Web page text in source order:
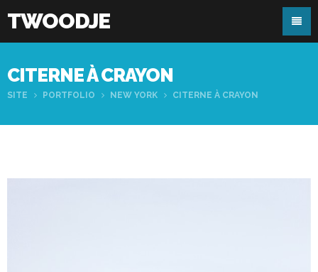
TWOODJE
CITERNE À CRAYON
SITE PORTFOLIO NEW YORK CITERNE À CRAYON